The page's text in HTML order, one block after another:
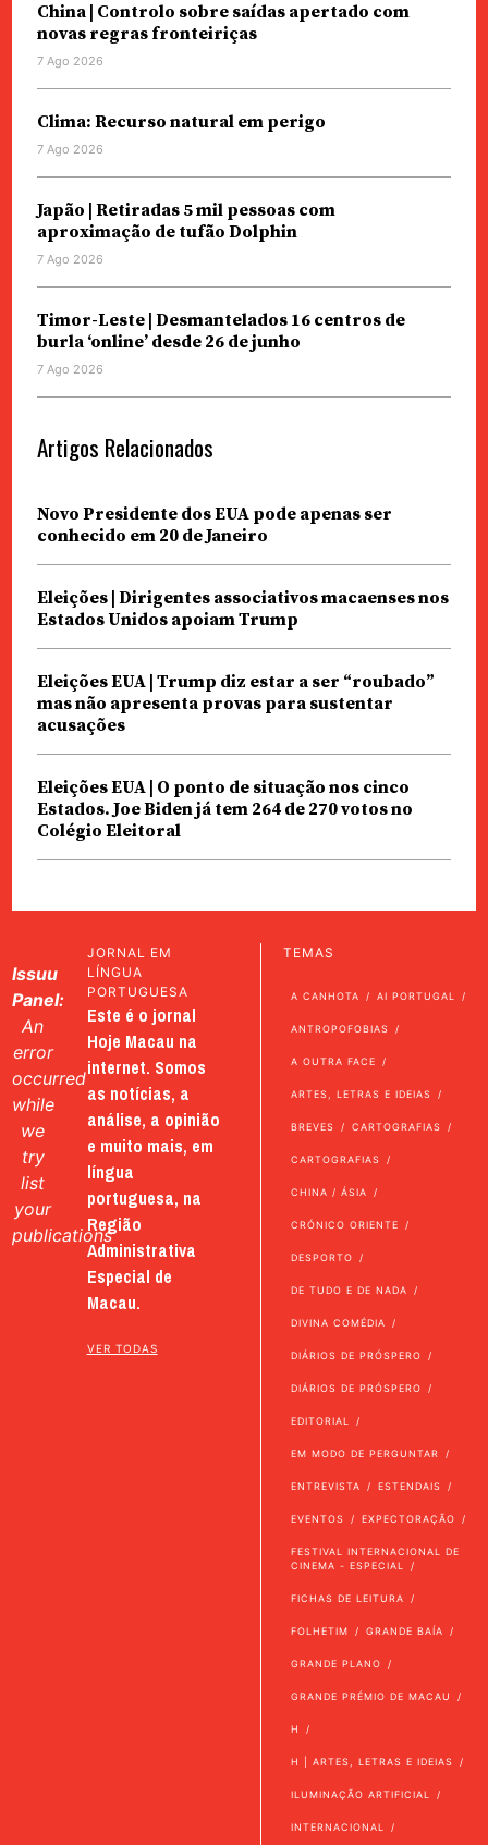
China | Controlo sobre saídas apertado com
novas regras fronteiriças
7 Ago 2026
Clima: Recurso natural em perigo
7 Ago 2026
Japão | Retiradas 5 mil pessoas com
aproximação de tufão Dolphin
7 Ago 2026
Timor-Leste | Desmantelados 16 centros de
burla ‘online’ desde 26 de junho
7 Ago 2026
Artigos Relacionados
Novo Presidente dos EUA pode apenas ser
conhecido em 20 de Janeiro
Eleições | Dirigentes associativos macaenses nos
Estados Unidos apoiam Trump
Eleições EUA | Trump diz estar a ser “roubado”
mas não apresenta provas para sustentar
acusações
Eleições EUA | O ponto de situação nos cinco
Estados. Joe Biden já tem 264 de 270 votos no
Colégio Eleitoral
Issuu
Panel:
An
error
occurred
while
we
try
list
your
publications
JORNAL EM
LÍNGUA
PORTUGUESA
Este é o jornal
Hoje Macau na
internet. Somos
as notícias, a
análise, a opinião
e muito mais, em
língua
portuguesa, na
Região
Administrativa
Especial de
Macau.
VER TODAS
TEMAS
A CANHOTA AI PORTUGAL
ANTROPOFOBIAS
A OUTRA FACE
ARTES, LETRAS E IDEIAS
BREVES CARTOGRAFIAS
CARTOGRAFIAS
CHINA / ÁSIA
CRÓNICO ORIENTE
DESPORTO
DE TUDO E DE NADA
DIVINA COMÉDIA
DIÁRIOS DE PRÓSPERO
DIÁRIOS DE PRÓSPERO
EDITORIAL
EM MODO DE PERGUNTAR
ENTREVISTA ESTENDAIS
EVENTOS EXPECTORAÇÃO
FESTIVAL INTERNACIONAL DE
CINEMA - ESPECIAL
FICHAS DE LEITURA
FOLHETIM GRANDE BAÍA
GRANDE PLANO
GRANDE PRÉMIO DE MACAU
H
H | ARTES, LETRAS E IDEIAS
ILUMINAÇÃO ARTIFICIAL
INTERNACIONAL